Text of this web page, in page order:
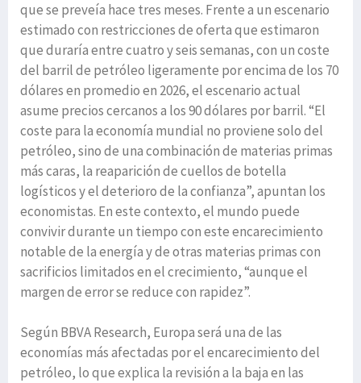
que se preveía hace tres meses. Frente a un escenario
estimado con restricciones de oferta que estimaron
que duraría entre cuatro y seis semanas, con un coste
del barril de petróleo ligeramente por encima de los 70
dólares en promedio en 2026, el escenario actual
asume precios cercanos a los 90 dólares por barril. “El
coste para la economía mundial no proviene solo del
petróleo, sino de una combinación de materias primas
más caras, la reaparición de cuellos de botella
logísticos y el deterioro de la confianza”, apuntan los
economistas. En este contexto, el mundo puede
convivir durante un tiempo con este encarecimiento
notable de la energía y de otras materias primas con
sacrificios limitados en el crecimiento, “aunque el
margen de error se reduce con rapidez”.
Según BBVA Research, Europa será una de las
economías más afectadas por el encarecimiento del
petróleo, lo que explica la revisión a la baja en las